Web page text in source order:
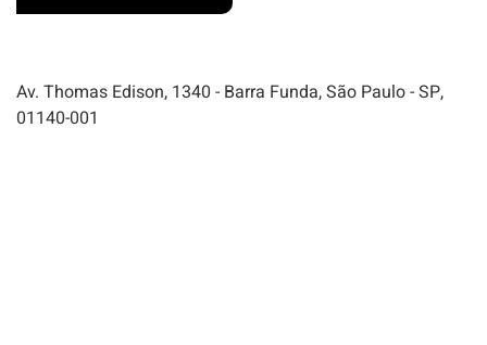
Av. Thomas Edison, 1340 - Barra Funda, São Paulo - SP,
01140-001